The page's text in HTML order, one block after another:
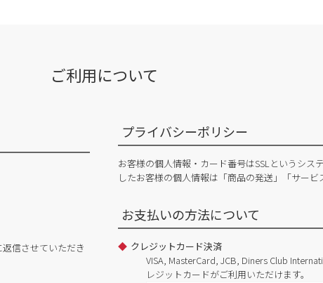
ご利用について
信させていただき
プライバシーポリシー
お客様の個人情報・カード番号はSSLというシ
したお客様の個人情報は「商品の発送」「サー
お支払いの方法について
クレジットカード決済
VISA, MasterCard, JCB, Diners Club
レジットカードがご利用いただけます。